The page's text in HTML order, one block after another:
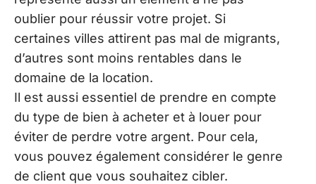
oublier pour réussir votre projet. Si
certaines villes attirent pas mal de migrants,
d’autres sont moins rentables dans le
domaine de la location.
Il est aussi essentiel de prendre en compte
du type de bien à acheter et à louer pour
éviter de perdre votre argent. Pour cela,
vous pouvez également considérer le genre
de client que vous souhaitez cibler.